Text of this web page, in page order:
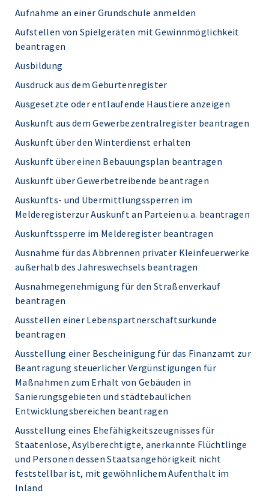
Aufnahme an einer Grundschule anmelden
Aufstellen von Spielgeräten mit Gewinnmöglichkeit
beantragen
Ausbildung
Ausdruck aus dem Geburtenregister
Ausgesetzte oder entlaufende Haustiere anzeigen
Auskunft aus dem Gewerbezentralregister beantragen
Auskunft über den Winterdienst erhalten
Auskunft über einen Bebauungsplan beantragen
Auskunft über Gewerbetreibende beantragen
Auskunfts- und Übermittlungssperren im
Melderegisterzur Auskunft an Parteien u.a. beantragen
Auskunftssperre im Melderegister beantragen
Ausnahme für das Abbrennen privater Kleinfeuerwerke
außerhalb des Jahreswechsels beantragen
Ausnahmegenehmigung für den Straßenverkauf
beantragen
Ausstellen einer Lebenspartnerschaftsurkunde
beantragen
Ausstellung einer Bescheinigung für das Finanzamt zur
Beantragung steuerlicher Vergünstigungen für
Maßnahmen zum Erhalt von Gebäuden in
Sanierungsgebieten und städtebaulichen
Entwicklungsbereichen beantragen
Ausstellung eines Ehefähigkeitszeugnisses für
Staatenlose, Asylberechtigte, anerkannte Flüchtlinge
und Personen dessen Staatsangehörigkeit nicht
feststellbar ist, mit gewöhnlichem Aufenthalt im
Inland